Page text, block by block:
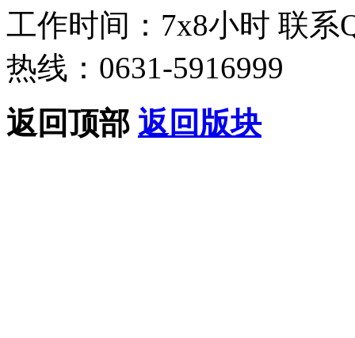
工作时间：7x8小时 联系
热线：0631-5916999
返回顶部 返回版块